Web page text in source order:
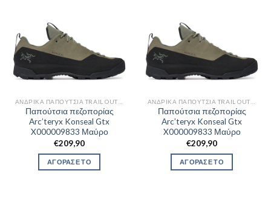
ΑΝΔΡΙΚΆ ΠΑΠΟΎΤΣΙΑ TRAIL OUTDOR
Παπούτσια πεζοπορίας
Arc’teryx Konseal Gtx
X000009833 Μαύρο
€209,90
ΑΓΟΡΑΣΕ ΤΟ
ΑΝΔΡΙΚΆ ΠΑΠΟΎΤΣΙΑ TRAIL OUTDOR
Παπούτσια πεζοπορίας
Arc’teryx Konseal Gtx
X000009833 Μαύρο
€209,90
ΑΓΟΡΑΣΕ ΤΟ